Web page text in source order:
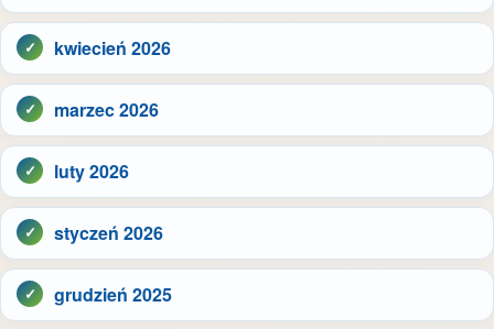
kwiecień 2026
marzec 2026
luty 2026
styczeń 2026
grudzień 2025